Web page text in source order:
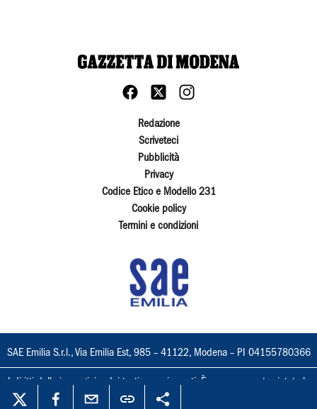
Redazione
Scriveteci
Pubblicità
Privacy
Codice Etico e Modello 231
Cookie policy
Termini e condizioni
SAE Emilia S.r.l., Via Emilia Est, 985 – 41122, Modena – PI 04155780366
I diritti delle immagini e dei testi sono riservati. È espressamente vietata la
loro riproduzione con qualsiasi mezzo e l'adattamento totale o parziale.